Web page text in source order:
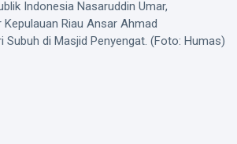
Indonesia Nasaruddin Umar,
Riau Ansar Ahmad
Subuh di Masjid Penyengat. (Foto: Humas)